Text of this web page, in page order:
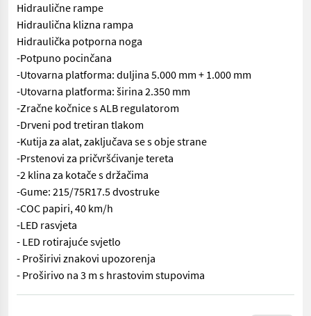
Hidraulične rampe
Hidraulična klizna rampa
Hidraulička potporna noga
-Potpuno pocinčana
-Utovarna platforma: duljina 5.000 mm + 1.000 mm
-Utovarna platforma: širina 2.350 mm
-Zračne kočnice s ALB regulatorom
-Drveni pod tretiran tlakom
-Kutija za alat, zaključava se s obje strane
-Prstenovi za pričvršćivanje tereta
-2 klina za kotače s držačima
-Gume: 215/75R17.5 dvostruke
-COC papiri, 40 km/h
-LED rasvjeta
- LED rotirajuće svjetlo
- Proširivi znakovi upozorenja
- Proširivo na 3 m s hrastovim stupovima
Palaz 19-tonski tandem niskopodni kamion, pocinčan Najveća